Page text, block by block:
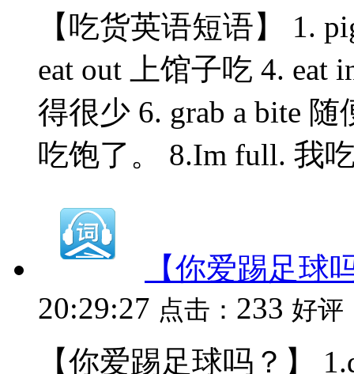
【吃货英语短语】 1.
eat out 上馆子吃 4. eat
得很少 6. grab a bite 随
吃饱了。 8.Im full. 我
【你爱踢足球
20:29:27 点击： 233 好评
【你爱踢足球吗？】